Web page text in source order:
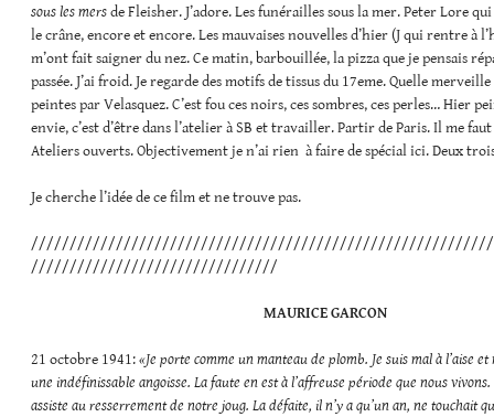
sous les mersde Fleisher. J’adore. Les funérailles sous la mer. Peter Lore
le crâne, encore et encore. Les mauvaises nouvelles d’hier (J qui rentre à
m’ont fait saigner du nez. Ce matin, barbouillée, la pizza que je pensais
passée. J’ai froid. Je regarde des motifs de tissus du 17eme. Quelle
peintes par Velasquez. C’est fou ces noirs, ces sombres, ces perles… Hier
envie, c’est d’être dans l’atelier à SB et travailler. Partir de Paris. Il me
Ateliers ouverts. Objectivement je n’ai rien à faire de spécial ici. Deux
Je cherche l’idée de ce film et ne trouve pas.
////////////////////////////////
MAURICE GARCON
21 octobre 1941:«Je porte comme un manteau de plomb. Je suis mal à l’aise
une indéfinissable angoisse. La faute en est à l’affreuse période que nous
assiste au resserrement de notre joug. La défaite, il n’y a qu’un an, ne touchait